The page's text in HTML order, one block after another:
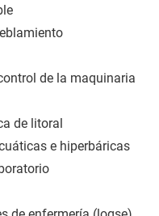
de la maquinaria
de litoral
e hiperbáricas